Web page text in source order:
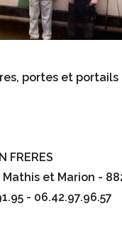
portes et portails
FRERES
et Marion -
- 06.42.97.96.57